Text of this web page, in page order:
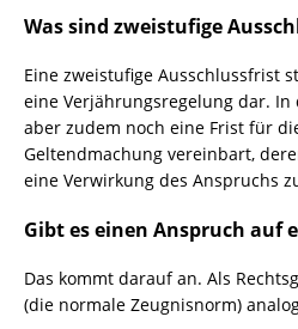
Was sind zweistufige
Eine zweistufige Ausschlussfrist
eine Verjährungsregelung dar.
aber zudem noch eine Frist für
Geltendmachung vereinbart,
eine Verwirkung des Anspruchs
Gibt es einen Anspruch auf
Das kommt darauf an. Als
(die normale Zeugnisnorm)